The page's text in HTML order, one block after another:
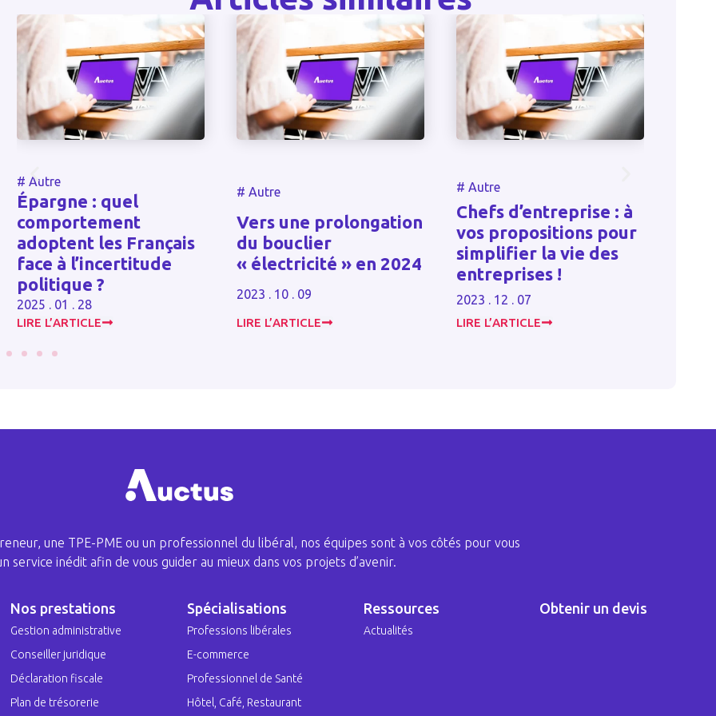
Vers une prolongation
du bouclier
« électricité » en 2024
2023 . 10 . 09
LIRE L’ARTICLE
# Autre
Chefs d’entreprise : à
vos propositions pour
simplifier la vie des
entreprises !
2023 . 12 . 07
LIRE L’ARTICLE
# Autre
Les formalités liées au
recrutement d’un
salarié
2023 . 06 . 16
LIRE L’ARTICLE
une TPE-PME ou un professionnel du libéral, nos équipes sont à vos côtés pour vous
service inédit afin de vous guider au mieux dans vos projets d’avenir.
Nos prestations
Gestion administrative
Conseiller juridique
Déclaration fiscale
Plan de trésorerie
Spécialisations
Professions libérales
E-commerce
Professionnel de Santé
Hôtel, Café, Restaurant
Ressources
Actualités
Obtenir un devis